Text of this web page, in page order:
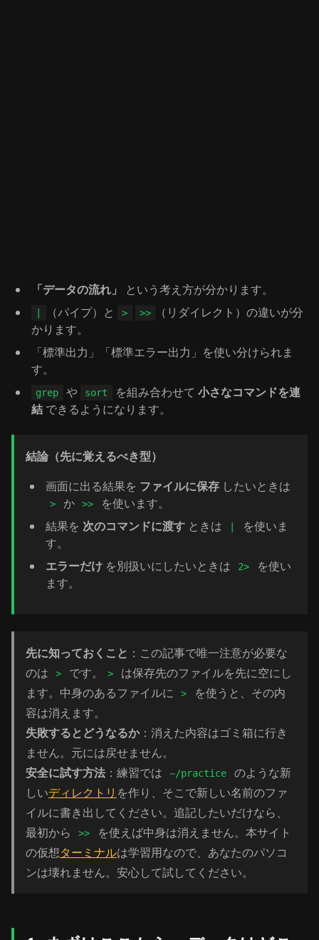
「データの流れ」 という考え方が分かります。
（パイプ）と > >>
（リダイレクト）の違いが分
かります。
「標準出力」「標準エラー出力」を使い分けられま
す。
grep や sort を組み合わせて 小さなコマンドを連
結 できるようになります。
結論（先に覚えるべき型）
画面に出る結果を ファイルに保存 したいときは
> か >>
を使います。
結果を 次のコマンドに渡す ときは
を使いま
す。
エラーだけ を別扱いにしたいときは 2>
を使い
ます。
先に知っておくこと ：この記事で唯一注意が必要な
のは
> です。 >
は保存先のファイルを先に空にし
ます。中身のあるファイルに
>
を使うと、その内
容は消えます。
失敗するとどうなるか：消えた内容はゴミ箱に行き
ません。元には戻せません。
安全に試す方法 ：練習では ~/practice
のような新
しいディレクトリ を作り、そこで新しい名前のファ
イルに書き出してください。追記したいだけなら、
最初から
>>
を使えば中身は消えません。本サイト
の仮想ターミナルは学習用なので、あなたのパソコ
ンは壊れません。安心して試してください。